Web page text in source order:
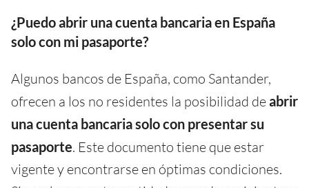
¿Puedo abrir una cuenta bancaria en España
solo con mi pasaporte?
Algunos bancos de España, como Santander,
ofrecen a los no residentes la posibilidad deabrir
una cuenta bancaria solo con presentar su
pasaporte. Este documento tiene que estar
vigente y encontrarse en óptimas condiciones.